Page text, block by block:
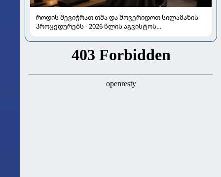
როდის შევიჭრათ თმა და მოვერიდოთ სილამაზის
პროცედურებს - 2026 წლის აგვისტოს